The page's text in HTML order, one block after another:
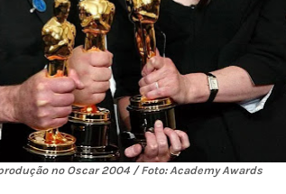
no Oscar 2004 / Foto: Academy Awards